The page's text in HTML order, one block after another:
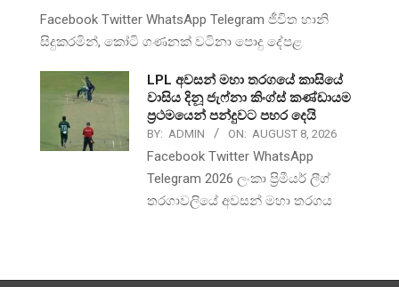
Facebook Twitter WhatsApp Telegram ජීවිත හානි
සිදුකරමින්, කෝටි ගණනක් වටිනා පොදු දේපළ
LPL අවසන් මහා තරගයේ කාසියේ
වාසිය දිනූ ජැෆ්නා කිංග්ස් කණ්ඩායම
ප්‍රථමයෙන් පන්දුවට පහර දෙයි
BY: ADMIN ON: AUGUST 8, 2026
Facebook Twitter WhatsApp
Telegram 2026 ලංකා ප්‍රිමීයර් ලීග්
තරගාවලියේ අවසන් මහා තරගය